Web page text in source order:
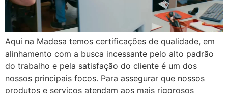
Aqui na Madesa temos certificações de qualidade, em
alinhamento com a busca incessante pelo alto padrão
do trabalho e pela satisfação do cliente é um dos
nossos principais focos. Para assegurar que nossos
produtos e serviços atendam aos mais rigorosos